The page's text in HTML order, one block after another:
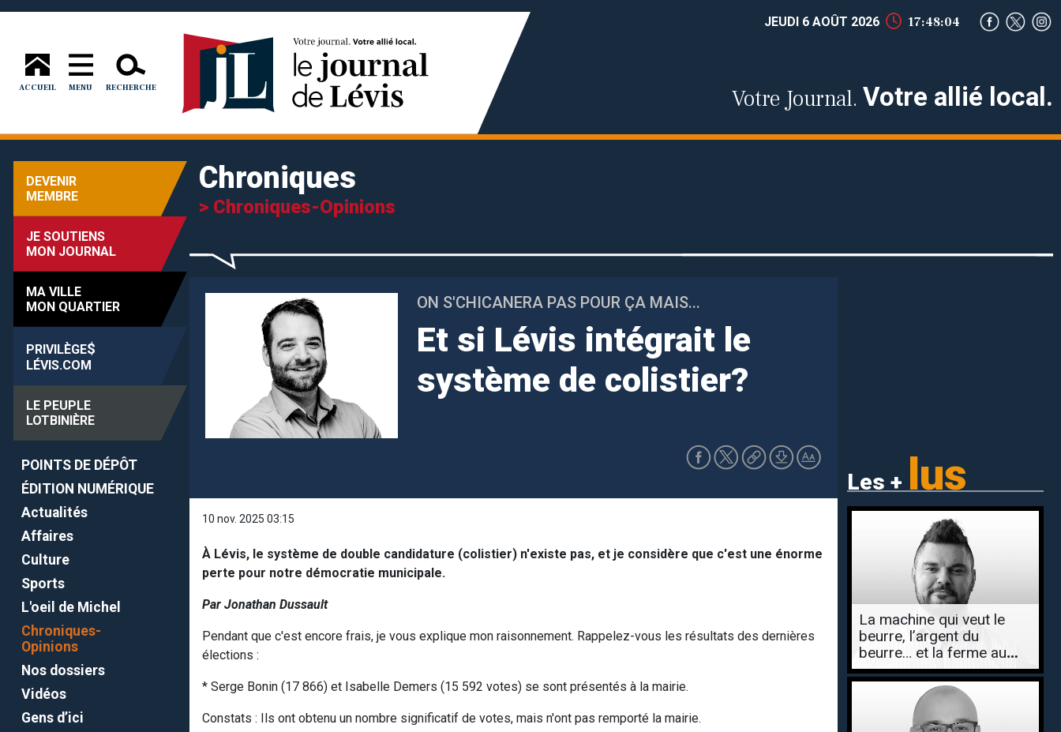
ACCUEIL MENU RECHERCHE
JEUDI 6 AOÛT 2026 17:48:04
Votre Journal. Votre allié local.
DEVENIR
MEMBRE
JE SOUTIENS
MON JOURNAL
MA VILLE
MON QUARTIER
PRIVILÈGE$
LÉVIS.COM
LE PEUPLE
LOTBINIÈRE
POINTS DE DÉPÔT
ÉDITION NUMÉRIQUE
Actualités
Affaires
Culture
Sports
L'oeil de Michel
Chroniques-
Opinions
Nos dossiers
Vidéos
Gens d’ici
Chroniques
> Chroniques-Opinions
ON S'CHICANERA PAS POUR ÇA MAIS...
Et si Lévis intégrait le
système de colistier?
Les + lus
10 nov. 2025 03:15
À Lévis, le système de double candidature (colistier) n'existe pas, et je considère que c'est une énorme
perte pour notre démocratie municipale.
Par Jonathan Dussault
Pendant que c'est encore frais, je vous explique mon raisonnement. Rappelez-vous les résultats des dernières
élections :
* Serge Bonin (17 866) et Isabelle Demers (15 592 votes) se sont présentés à la mairie.
Constats : Ils ont obtenu un nombre significatif de votes, mais n'ont pas remporté la mairie.
La machine qui veut le
beurre, l’argent du
beurre… et la ferme au
complet